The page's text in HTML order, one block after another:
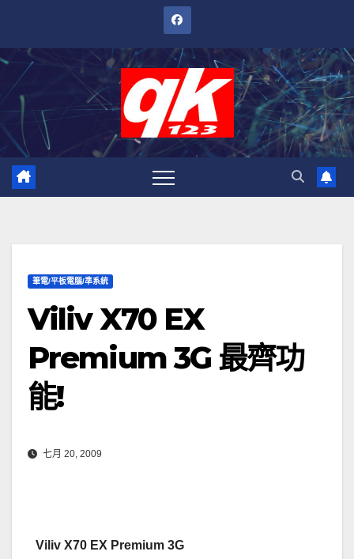
內
筆電/平板電腦/準系統
Viliv X70 EX
Premium 3G 最齊功
能!
七月 20, 2009
Viliv X70 EX Premium 3G